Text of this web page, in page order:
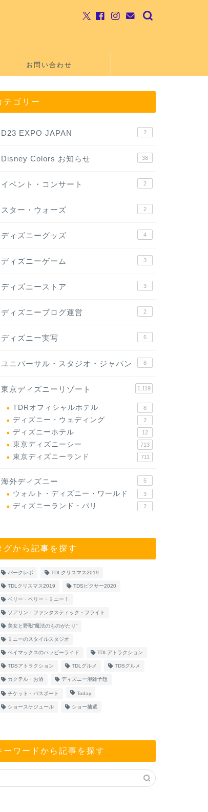
お問い合わせ
テゴリー
D23 EXPO JAPAN 2
Disney Colors お知らせ 38
イベント・コンサート 2
スター・ウォーズ 2
ディズニーグッズ 4
ディズニーゲーム 3
ディズニーストア 3
ディズニーブログ運営 2
ディズニー実写 6
ユニバーサル・スタジオ・ジャパン 8
東京ディズニーリゾート 1,119
TDRオフィシャルホテル 8
ディズニー・ウェディング 2
ディズニーホテル 12
東京ディズニーシー 713
東京ディズニーランド 711
海外ディズニー 5
ウォルト・ディズニー・ワールド 3
ディズニーランド・パリ 2
グから記事を探す
パークレポ TDLクリスマス2019
TDLクリスマス2019 TDSピクサー2020
ベリー・ベリー・ミニー！
ソアリン：ファンタスティック・フライト
美女と野獣“魔法のものがたり”
ミニーのスタイルスタジオ
ベイマックスのハッピーライド TDLアトラクション
TDSアトラクション TDLグルメ TDSグルメ
カクテル・お酒 ディズニー混雑予想
チケット・パスポート Today
ショースケジュール ショー抽選
ーワードから記事を探す